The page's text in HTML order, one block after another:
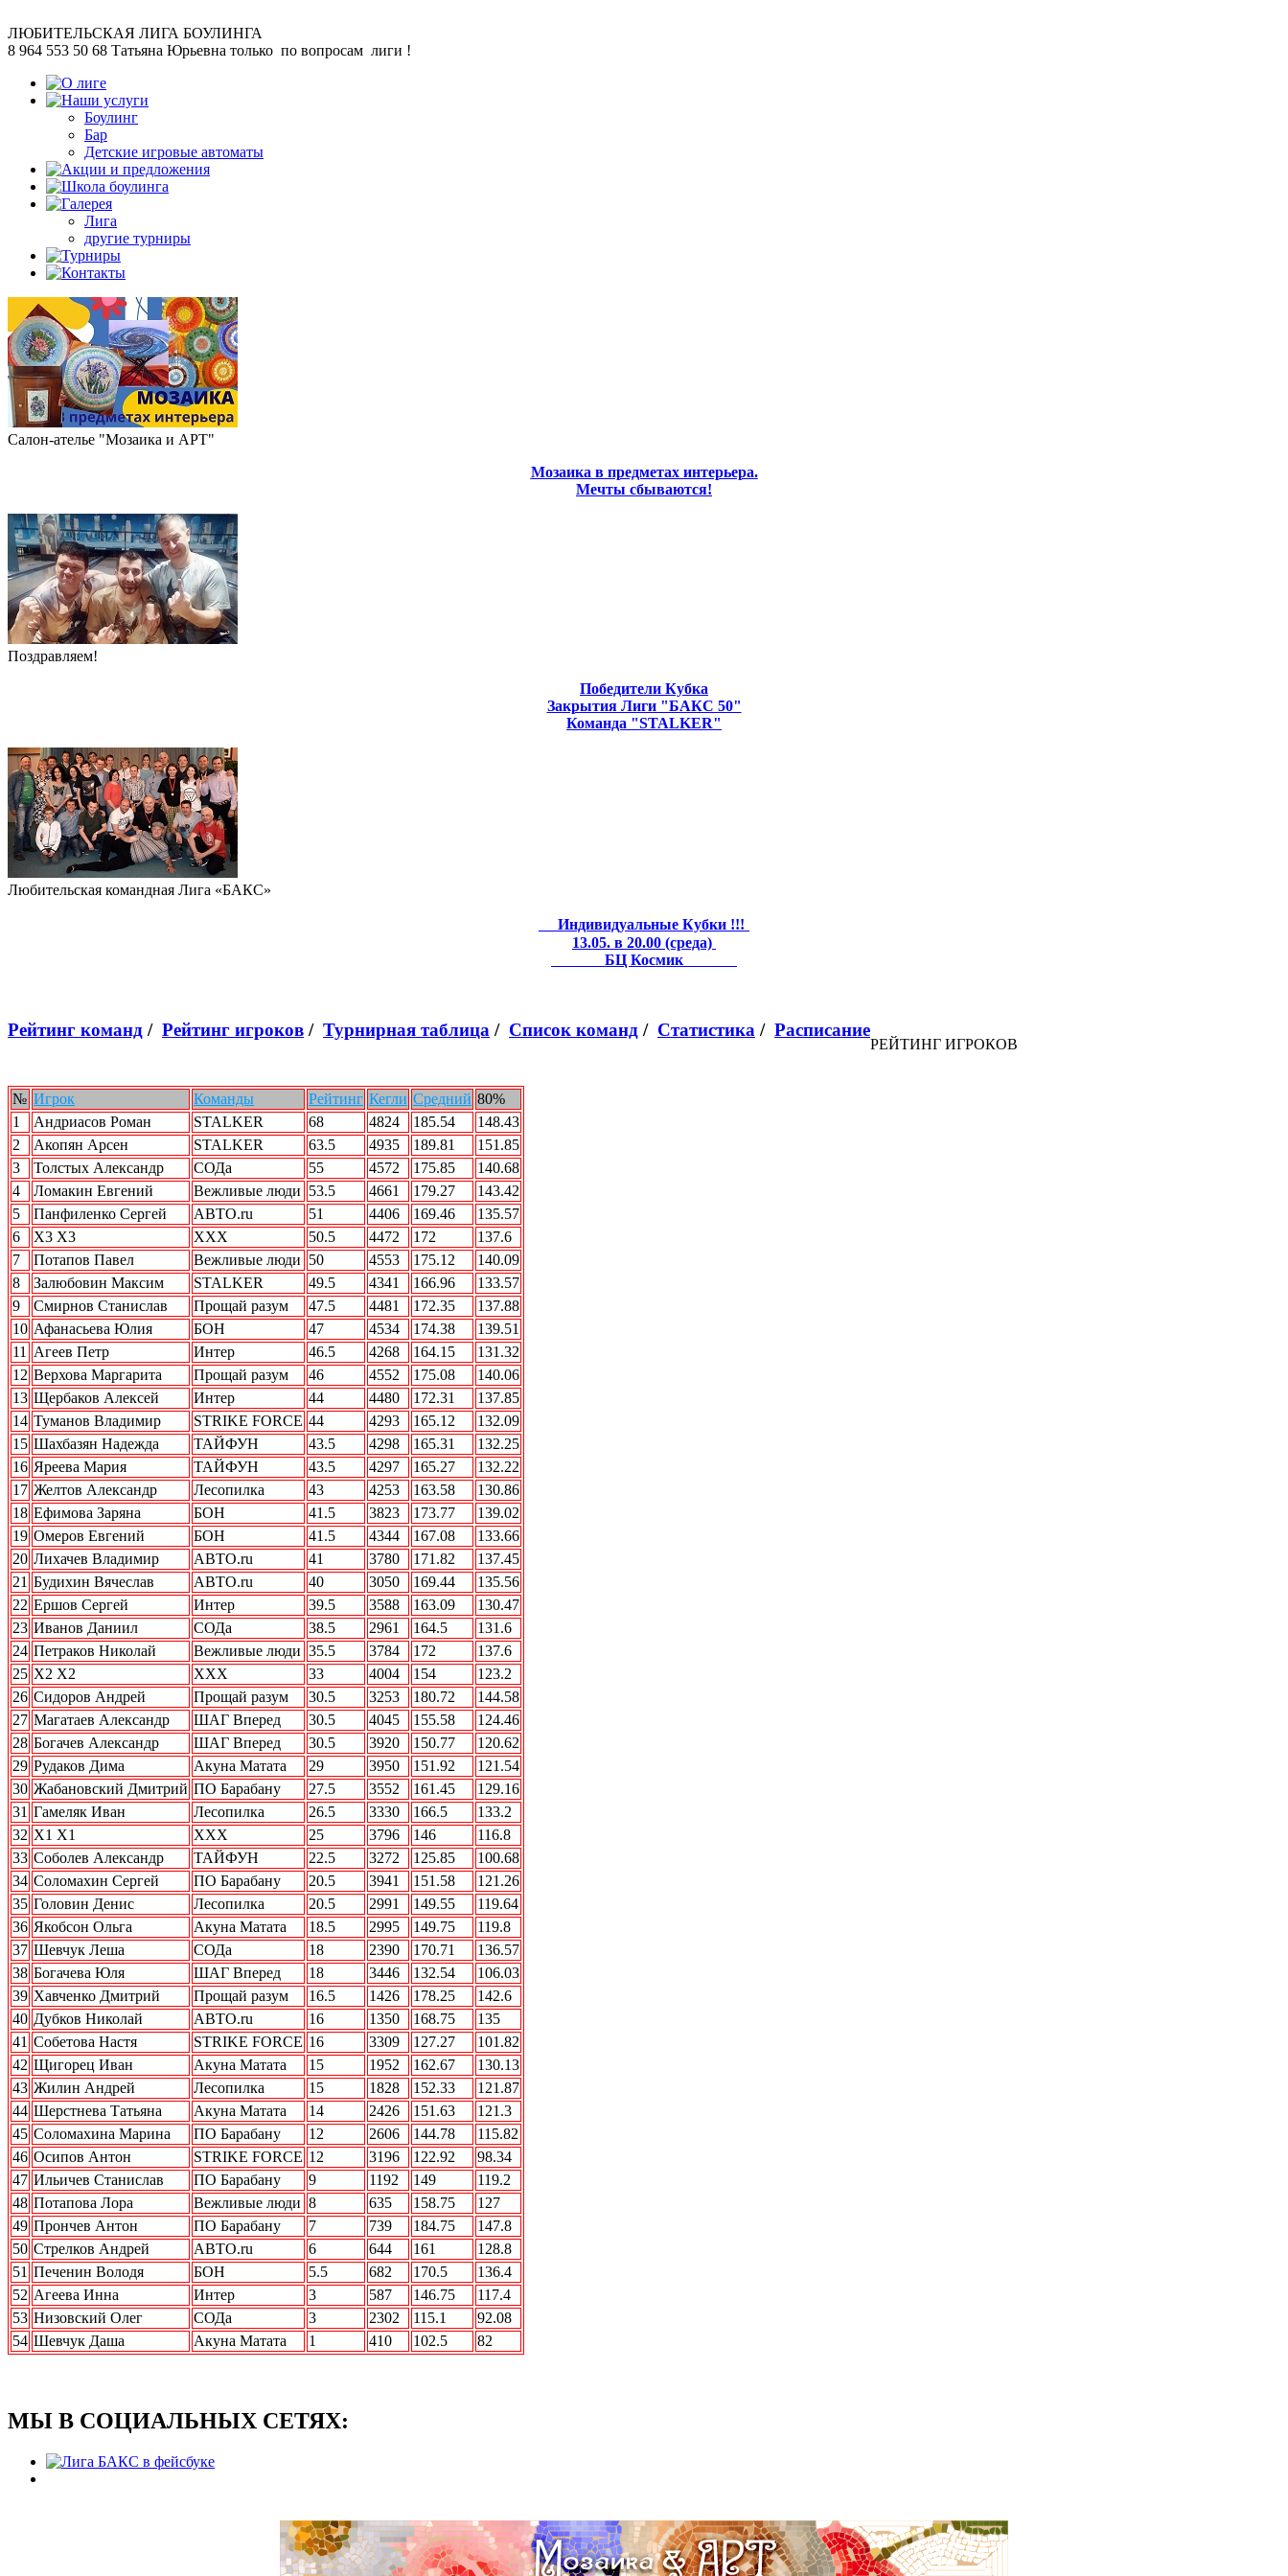
ЛЮБИТЕЛЬСКАЯ ЛИГА БОУЛИНГА
8 964 553 50 68 Татьяна Юрьевна только по вопросам лиги !
Боулинг
Бар
Детские игровые автоматы
Лига
другие турниры
Салон-ателье "Мозаика и АРТ"
Мозаика в предметах интерьера.
Мечты сбываются!
Поздравляем!
Победители Кубка
Закрытия Лиги "БАКС 50"
Команда "STALKER"
Любительская командная Лига «БАКС»
Индивидуальные Кубки !!!
13.05. в 20.00 (среда)
БЦ Космик
Рейтинг команд / Рейтинг игроков / Турнирная таблица / Список команд / Статистика / Расписание
РЕЙТИНГ ИГРОКОВ
№ Игрок Команды Рейтинг Кегли Средний 80%
1
Андриасов Роман STALKER 68 4824 185.54
148.43
2
Акопян Арсен STALKER 63.5 4935 189.81
151.85
3
Толстых Александр СОДа 55 4572 175.85
140.68
4
Ломакин Евгений Вежливые люди 53.5 4661 179.27
143.42
5
Панфиленко Сергей АВТО.ru 51 4406 169.46
135.57
6
Х3 Х3 ХХХ 50.5 4472 172
137.6
7
Потапов Павел Вежливые люди 50 4553 175.12
140.09
8
Залюбовин Максим STALKER 49.5 4341 166.96
133.57
9
Смирнов Станислав Прощай разум 47.5 4481 172.35
137.88
10 Афанасьева Юлия БОН 47 4534 174.38
139.51
11
Агеев Петр Интер 46.5 4268 164.15
131.32
12 Верхова Маргарита Прощай разум 46 4552 175.08
140.06
13 Щербаков Алексей Интер 44 4480 172.31
137.85
14 Туманов Владимир STRIKE FORCE 44 4293 165.12
132.09
15 Шахбазян Надежда ТАЙФУН 43.5 4298 165.31
132.25
16 Яреева Мария ТАЙФУН 43.5 4297 165.27
132.22
17 Желтов Александр Лесопилка 43 4253 163.58
130.86
18 Ефимова Заряна БОН 41.5 3823 173.77
139.02
19 Омеров Евгений БОН 41.5 4344 167.08
133.66
20 Лихачев Владимир АВТО.ru 41 3780 171.82
137.45
21 Будихин Вячеслав АВТО.ru 40 3050 169.44
135.56
22 Ершов Сергей Интер 39.5 3588 163.09
130.47
23 Иванов Даниил СОДа 38.5 2961 164.5
131.6
24 Петраков Николай Вежливые люди 35.5 3784 172
137.6
25 Х2 Х2 ХХХ 33 4004 154
123.2
26 Сидоров Андрей Прощай разум 30.5 3253 180.72
144.58
27 Магатаев Александр ШАГ Вперед 30.5 4045 155.58
124.46
28 Богачев Александр ШАГ Вперед 30.5 3920 150.77
120.62
29 Рудаков Дима Акуна Матата 29 3950 151.92
121.54
30 Жабановский Дмитрий ПО Барабану 27.5 3552 161.45
129.16
31 Гамеляк Иван Лесопилка 26.5 3330 166.5
133.2
32 Х1 Х1 ХХХ 25 3796 146
116.8
33 Соболев Александр ТАЙФУН 22.5 3272 125.85
100.68
34 Соломахин Сергей ПО Барабану 20.5 3941 151.58
121.26
35 Головин Денис Лесопилка 20.5 2991 149.55
119.64
36 Якобсон Ольга Акуна Матата 18.5 2995 149.75
119.8
37 Шевчук Леша СОДа 18 2390 170.71
136.57
38 Богачева Юля ШАГ Вперед 18 3446 132.54
106.03
39 Хавченко Дмитрий Прощай разум 16.5 1426 178.25
142.6
40 Дубков Николай АВТО.ru 16 1350 168.75
135
41 Собетова Настя STRIKE FORCE 16 3309 127.27
101.82
42 Щигорец Иван Акуна Матата 15 1952 162.67
130.13
43 Жилин Андрей Лесопилка 15 1828 152.33
121.87
44 Шерстнева Татьяна Акуна Матата 14 2426 151.63
121.3
45 Соломахина Марина ПО Барабану 12 2606 144.78
115.82
46 Осипов Антон STRIKE FORCE 12 3196 122.92
98.34
47 Ильичев Станислав ПО Барабану 9 1192 149
119.2
48 Потапова Лора Вежливые люди 8 635 158.75
127
49 Прончев Антон ПО Барабану 7 739 184.75
147.8
50 Стрелков Андрей АВТО.ru 6 644 161
128.8
51 Печенин Володя БОН 5.5 682 170.5
136.4
52 Агеева Инна Интер 3 587 146.75
117.4
53 Низовский Олег СОДа 3 2302 115.1
92.08
54 Шевчук Даша Акуна Матата 1 410 102.5 82
МЫ В СОЦИАЛЬНЫХ СЕТЯХ: